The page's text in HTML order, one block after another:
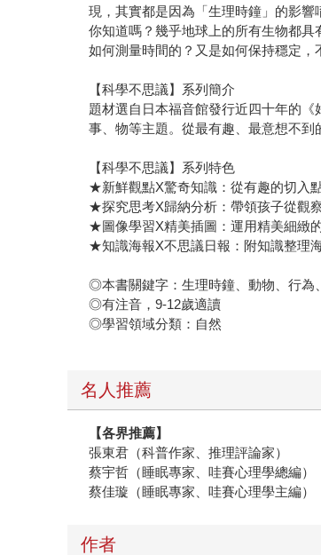
現，其實都是因為「生理時鐘」的影響
你知道嗎？幾乎地球上的所有生物都
如何測量時間的？又是如何保持穩定，
【科學不思議】系列簡介
題材選自日本福音館發行近四十年的
事、物等主題。從最有趣、最意想不到
【科學不思議】系列特色
★新鮮觀點X驚奇知識：從有趣的切入
★探究思考X歸納分析：帶領孩子從觀
★圖像學習X精美插圖：運用精美細緻
★知識海報X不思議日報：附知識整理
◎本書關鍵字：生理時鐘、動物、行為
◎有注音，9-12歲適讀
◎學習領域分類：自然
名人推薦
【各界推薦】
張東君（科普作家、推理評論家）
蔡宇哲（睡眠專家、哇賽心理學總編）
蔡佳璇（睡眠專家、哇賽心理學主編）
作者